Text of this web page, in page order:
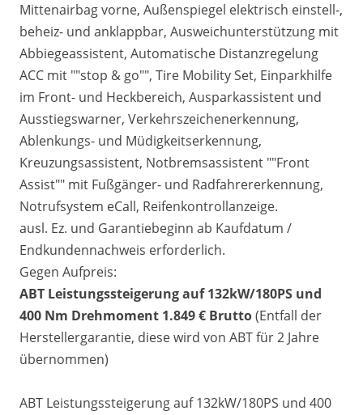
Mittenairbag vorne, Außenspiegel elektrisch einstell-,
beheiz- und anklappbar, Ausweichunterstützung mit
Abbiegeassistent, Automatische Distanzregelung
ACC mit ""stop & go"", Tire Mobility Set, Einparkhilfe
im Front- und Heckbereich, Ausparkassistent und
Ausstiegswarner, Verkehrszeichenerkennung,
Ablenkungs- und Müdigkeitserkennung,
Kreuzungsassistent, Notbremsassistent ""Front
Assist"" mit Fußgänger- und Radfahrererkennung,
Notrufsystem eCall, Reifenkontrollanzeige.
ausl. Ez. und Garantiebeginn ab Kaufdatum /
Endkundennachweis erforderlich.
Gegen Aufpreis:
ABT Leistungssteigerung auf 132kW/180PS und
400 Nm Drehmoment 1.849 € Brutto(Entfall der
Herstellergarantie, diese wird von ABT für 2 Jahre
übernommen)
ABT Leistungssteigerung auf 132kW/180PS und 400